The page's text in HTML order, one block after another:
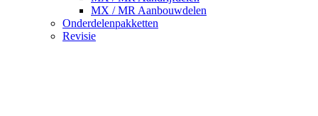
MX / MR Aanbouwdelen
Onderdelenpakketten
Revisie